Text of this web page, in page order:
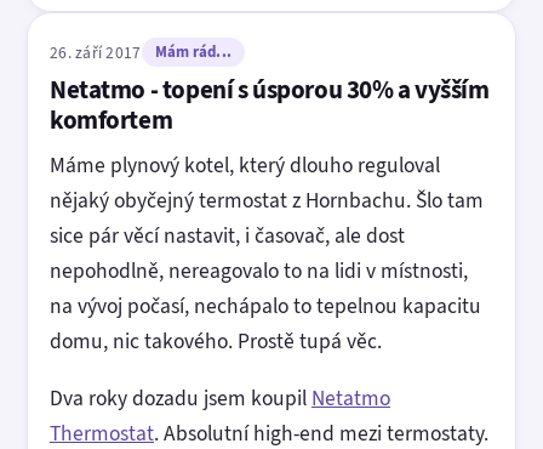
26. září 2017 Mám rád...
Netatmo - topení s úsporou 30% a vyšším
komfortem
Máme plynový kotel, který dlouho reguloval
nějaký obyčejný termostat z Hornbachu. Šlo tam
sice pár věcí nastavit, i časovač, ale dost
nepohodlně, nereagovalo to na lidi v místnosti,
na vývoj počasí, nechápalo to tepelnou kapacitu
domu, nic takového. Prostě tupá věc.
Dva roky dozadu jsem koupil Netatmo
Thermostat. Absolutní high-end mezi termostaty.